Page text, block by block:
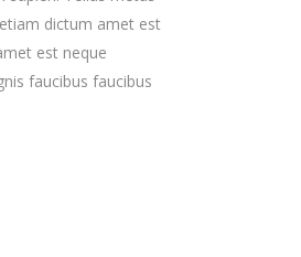
dictum amet est
est neque
faucibus faucibus